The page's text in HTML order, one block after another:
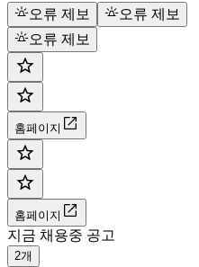
오류 제보
오류 제보
오류 제보
홈페이지
홈페이지
지금 채용중 공고
2개